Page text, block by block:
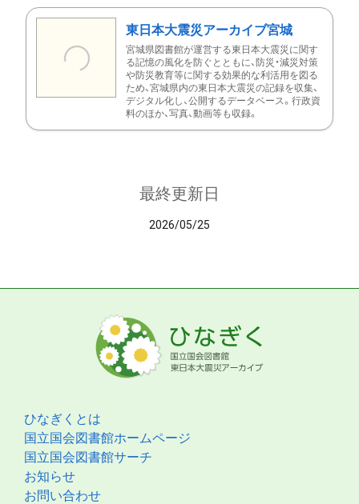
東日本大震災アーカイブ宮城
宮城県図書館が運営する東日本大震災に関す
る記憶の風化を防ぐとともに、防災・減災対策
や防災教育等に関する効果的な利活用を図る
ため、宮城県内の東日本大震災の記録を収集、
デジタル化し、公開するデータベース。行政資
料のほか、写真、動画等も収録。
最終更新日
2026/05/25
ひなぎくとは
国立国会図書館ホームページ
国立国会図書館サーチ
お知らせ
お問い合わせ